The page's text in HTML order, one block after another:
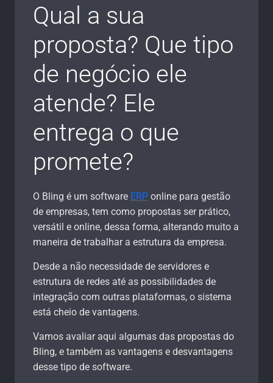
Qual a sua
proposta? Que tipo
de negócio ele
atende? Ele
entrega o que
promete?
O Bling é um software ERP online para gestão
de empresas, tem como propostas ser prático,
versátil e online, dessa forma, alterando muito a
maneira de trabalhar a estrutura da empresa.
Desde a não necessidade de servidores e
estrutura de redes até as possibilidades de
integração com outras plataformas, o sistema
está cheio de vantagens.
Vamos avaliar aqui algumas das propostas do
Bling, e também as vantagens e desvantagens
desse tipo de software.